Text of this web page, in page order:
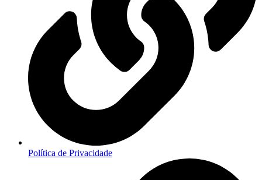
Política de Privacidade